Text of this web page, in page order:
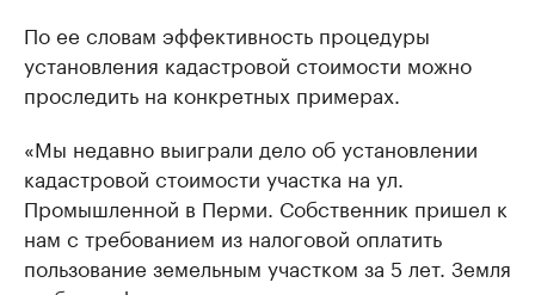
По ее словам эффективность процедуры
установления кадастровой стоимости можно
проследить на конкретных примерах.
«Мы недавно выиграли дело об установлении
кадастровой стоимости участка на ул.
Промышленной в Перми. Собственник пришел к
нам с требованием из налоговой оплатить
пользование земельным участком за 5 лет. Земля